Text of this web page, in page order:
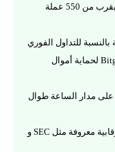
لديها أكثر من 20 مليون مستخدم وتدعم ما يقرب من 550 عملة
للتداول الفوري
لديها إجراءات أمنية قوية وصندوق حماية Bitget لحماية أموال
مدار الساعة طوال
لديها تراخيص ويتم تنظيمها من قبل هيئات رقابية معروفة مثل SEC و